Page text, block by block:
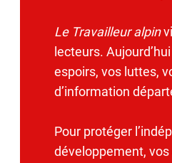
Le Travailleur alpin
lecteurs.
espoirs, vos luttes,
d’information
Pour protéger
développement,